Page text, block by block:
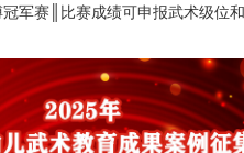
军赛║比赛成绩可申报武术级位和段位